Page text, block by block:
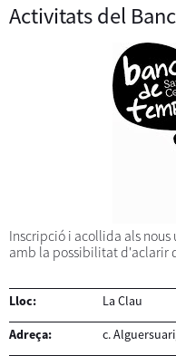
Activitats del
Inscripció i acollida als
amb la possibilitat d'aclarir
Lloc: La Clau
Adreça: c.